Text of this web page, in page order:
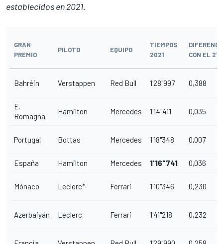
establecidos en 2021.
GRAN
PREMIO
PILOTO EQUIPO
TIEMPOS
2021
CON EL 2°
Bahréin Verstappen Red Bull 1'28"997 0,388
E.
Romagna
Hamilton Mercedes 1'14"411 0,035
Portugal Bottas Mercedes 1'18"348 0,007
España Hamilton Mercedes 1'16"741 0,036
Mónaco Leclerc* Ferrari 1'10"346 0,230
Azerbaiyán Leclerc Ferrari 1'41"218 0,232